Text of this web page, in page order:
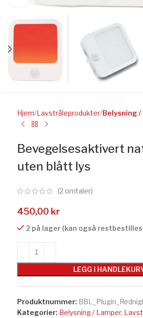
Hjem Lavstråleprodukter Belysning /
Bevegelsesaktivert
uten blått lys
(2 omtaler)
450,00 kr
2 på lager (kan også
LEGG I
Produktnummer:
Kategorier: Belysning / Lamper,